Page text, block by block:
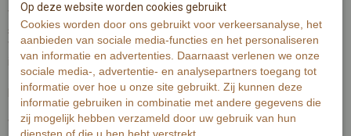
Wenskaart is gedrukt op 300 grams warmwit papier met zichtbaar
structuur.
Wenskaart bevat rechte hoeken. Op de achterzijde is minimale
informatie van de kaart zichtbaar.
De Illustratie is gemaakt met aquarelverf en fineliner.
Wenskaart bevat aan de voorzijde geen tekst.
Op deze website worden cookies gebruikt
Cookies worden door ons gebruikt voor verkeersanalyse, het
aanbieden van sociale media-functies en het personaliseren
van informatie en advertenties. Daarnaast verlenen we onze
sociale media-, advertentie- en analysepartners toegang tot
informatie over hoe u onze site gebruikt. Zij kunnen deze
informatie gebruiken in combinatie met andere gegevens die
zij mogelijk hebben verzameld door uw gebruik van hun